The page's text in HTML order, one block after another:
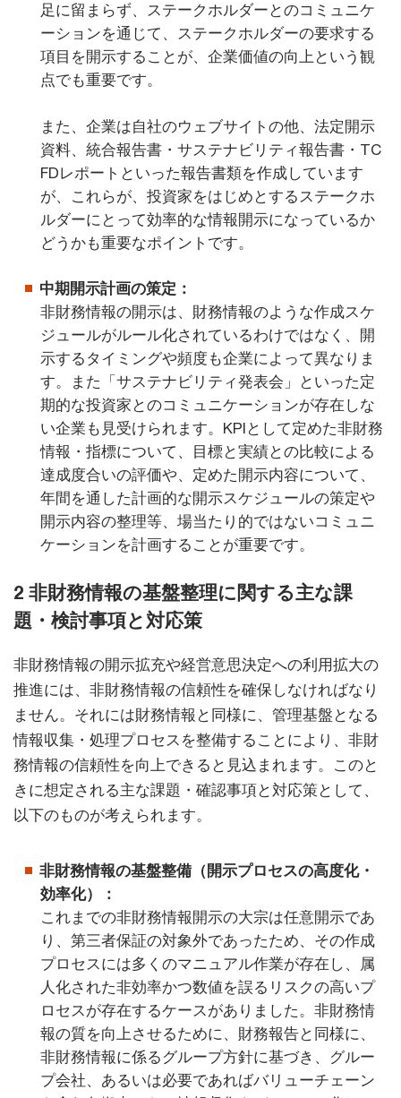
足に留まらず、ステークホルダーとのコミュニケ
ーションを通じて、ステークホルダーの要求する
項目を開示することが、企業価値の向上という観
点でも重要です。
また、企業は自社のウェブサイトの他、法定開示
資料、統合報告書・サステナビリティ報告書・TC
FDレポートといった報告書類を作成しています
が、これらが、投資家をはじめとするステークホ
ルダーにとって効率的な情報開示になっているか
どうかも重要なポイントです。
中期開示計画の策定：
非財務情報の開示は、財務情報のような作成スケ
ジュールがルール化されているわけではなく、開
示するタイミングや頻度も企業によって異なりま
す。また「サステナビリティ発表会」といった定
期的な投資家とのコミュニケーションが存在しな
い企業も見受けられます。KPIとして定めた非財務
情報・指標について、目標と実績との比較による
達成度合いの評価や、定めた開示内容について、
年間を通した計画的な開示スケジュールの策定や
開示内容の整理等、場当たり的ではないコミュニ
ケーションを計画することが重要です。
2 非財務情報の基盤整理に関する主な課
題・検討事項と対応策
非財務情報の開示拡充や経営意思決定への利用拡大の
推進には、非財務情報の信頼性を確保しなければなり
ません。それには財務情報と同様に、管理基盤となる
情報収集・処理プロセスを整備することにより、非財
務情報の信頼性を向上できると見込まれます。このと
きに想定される主な課題・確認事項と対応策として、
以下のものが考えられます。
非財務情報の基盤整備（開示プロセスの高度化・
効率化）：
これまでの非財務情報開示の大宗は任意開示であ
り、第三者保証の対象外であったため、その作成
プロセスには多くのマニュアル作業が存在し、属
人化された非効率かつ数値を誤るリスクの高いプ
ロセスが存在するケースがありました。非財務情
報の質を向上させるために、財務報告と同様に、
非財務情報に係るグループ方針に基づき、グルー
プ会社、あるいは必要であればバリューチェーン